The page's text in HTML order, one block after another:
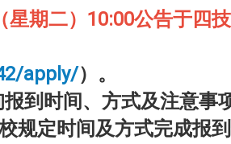
星期二）10:00公告于四
apply/）。
到时间、方式及注意事
规定时间及方式完成报